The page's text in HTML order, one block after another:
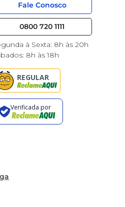
Fale Conosco
0800 720 1111
à Sexta: 8h às 20h
8h às 18h